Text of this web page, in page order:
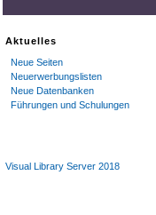
Aktuelles
Neue Seiten
Neuerwerbungslisten
Neue Datenbanken
Führungen und Schulungen
Visual Library Server 2018